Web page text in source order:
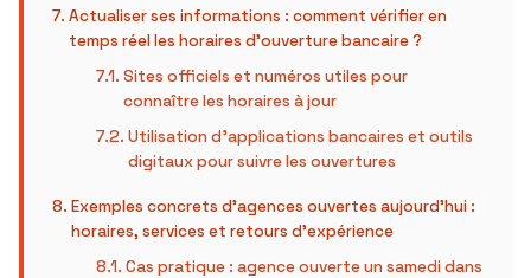
Actualiser ses informations : comment vérifier en
temps réel les horaires d’ouverture bancaire ?
Sites officiels et numéros utiles pour
connaître les horaires à jour
Utilisation d’applications bancaires et outils
digitaux pour suivre les ouvertures
Exemples concrets d’agences ouvertes aujourd’hui :
horaires, services et retours d’expérience
Cas pratique : agence ouverte un samedi dans